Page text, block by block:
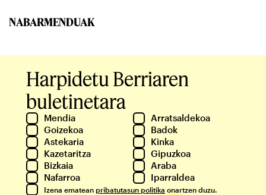
NABARMENDUAK
Harpidetu Berriaren
buletinetara
Mendia
Arratsaldekoa
Goizekoa
Badok
Astekaria
Kinka
Kazetaritza
Gipuzkoa
Bizkaia
Araba
Nafarroa
Iparraldea
Izena ematean pribatutasun politika onartzen duzu.